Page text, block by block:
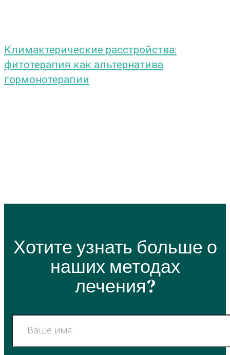
Климактерические расстройства:
фитотерапия как альтернатива
гормонотерапии
Хотите узнать больше о
наших методах
лечения?